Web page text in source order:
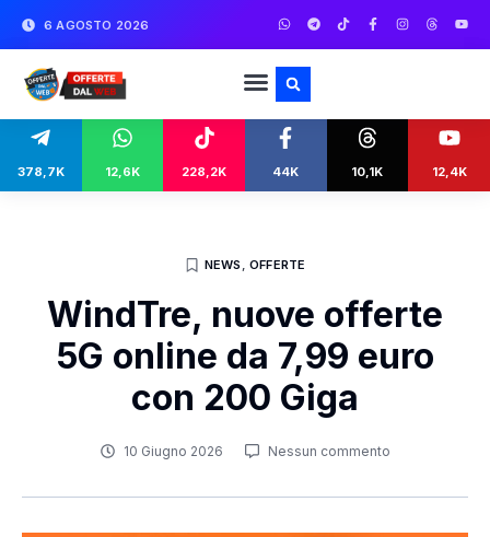
6 AGOSTO 2026
378,7K 12,6K 228,2K 44K 10,1K 12,4K
NEWS , OFFERTE
WindTre, nuove offerte
5G online da 7,99 euro
con 200 Giga
10 Giugno 2026 Nessun commento